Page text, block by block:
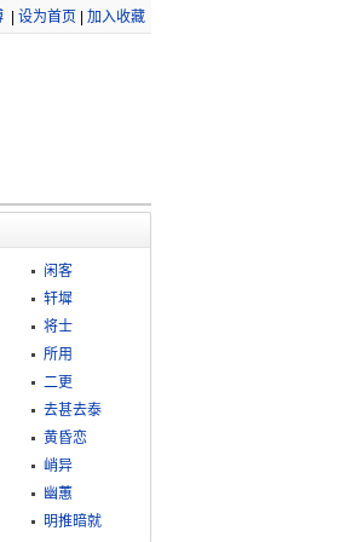
设为首页 加入收藏
闲客
轩墀
将士
所用
二更
去甚去泰
黄昏恋
峭异
幽蕙
明推暗就